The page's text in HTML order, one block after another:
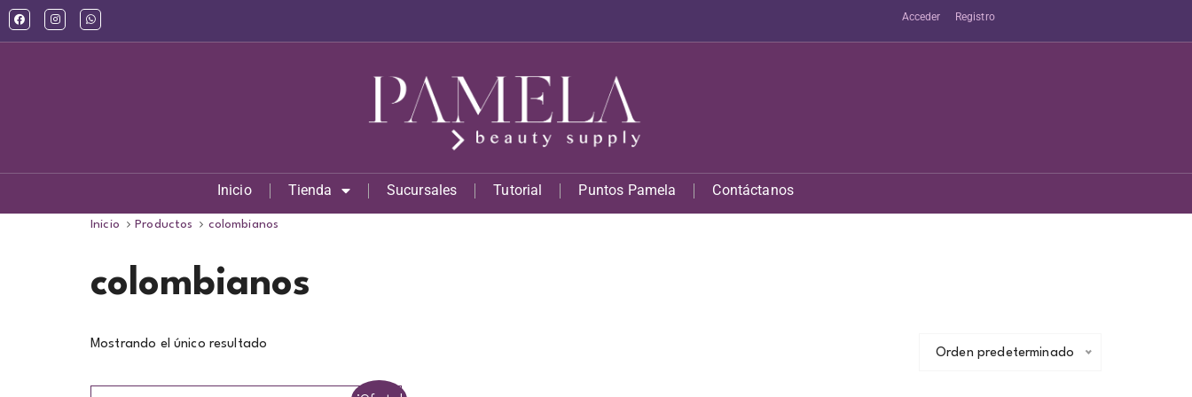
Acceder Registro
Inicio Tienda Sucursales Tutorial Puntos Pamela Contáctanos
Inicio Productos colombianos
colombianos
Mostrando el único resultado
Orden predeterminado